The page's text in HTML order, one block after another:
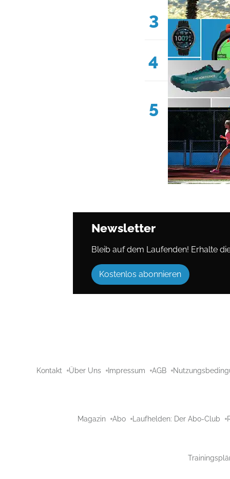
3
4
5
Newsletter
Bleib auf dem Laufenden! Erhalte
Kostenlos abonnieren
Kontakt Über Uns Impressum AGB
Magazin Abo Laufhelden: Der Abo-Club